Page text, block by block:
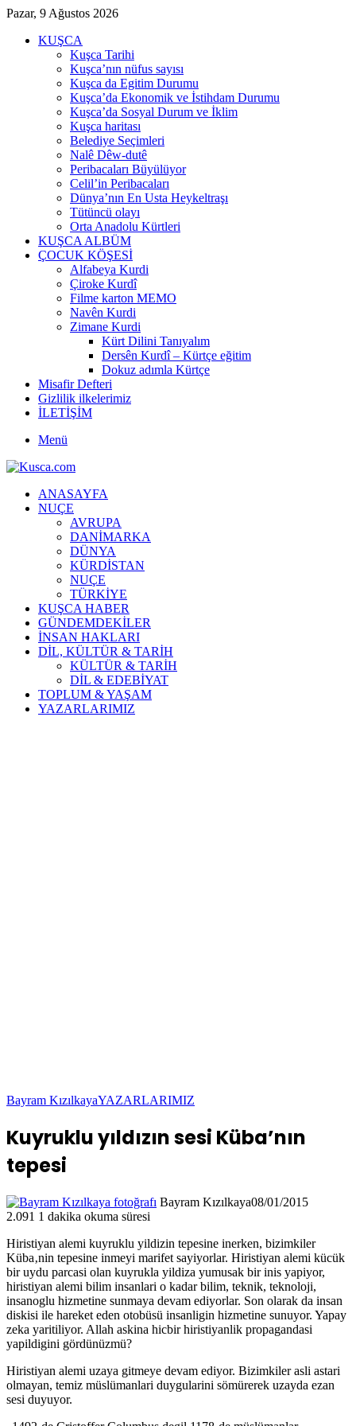
Pazar, 9 Ağustos 2026
KUŞCA
Kuşca Tarihi
Kuşca’nın nüfus sayısı
Kuşca da Egitim Durumu
Kuşca’da Ekonomik ve İstihdam Durumu
Kuşca’da Sosyal Durum ve İklim
Kuşca haritası
Belediye Seçimleri
Nalê Dêw-dutê
Peribacaları Büyülüyor
Celil’in Peribacaları
Dünya’nın En Usta Heykeltraşı
Tütüncü olayı
Orta Anadolu Kürtleri
KUŞCA ALBÜM
ÇOCUK KÖŞESİ
Alfabeya Kurdi
Çiroke Kurdî
Filme karton MEMO
Navên Kurdi
Zimane Kurdi
Kürt Dilini Tanıyalım
Dersên Kurdî – Kürtçe eğitim
Dokuz adımla Kürtçe
Misafir Defteri
Gizlilik ilkelerimiz
İLETİŞİM
Menü
ANASAYFA
NUÇE
AVRUPA
DANİMARKA
DÜNYA
KÜRDİSTAN
NUÇE
TÜRKİYE
KUŞCA HABER
GÜNDEMDEKİLER
İNSAN HAKLARI
DİL, KÜLTÜR & TARİH
KÜLTÜR & TARİH
DİL & EDEBİYAT
TOPLUM & YAŞAM
YAZARLARIMIZ
Bayram KızılkayaYAZARLARIMIZ
Kuyruklu yıldızın sesi Küba’nın
tepesi
Bayram Kızılkaya08/01/2015
2.091 1 dakika okuma süresi
Hiristiyan alemi kuyruklu yildizin tepesine inerken, bizimkiler
Küba‚nin tepesine inmeyi marifet sayiyorlar. Hiristiyan alemi kücük
bir uydu parcasi olan kuyrukla yildiza yumusak bir inis yapiyor,
hiristiyan alemi bilim insanlari o kadar bilim, teknik, teknoloji,
insanoglu hizmetine sunmaya devam ediyorlar. Son olarak da insan
diskisi ile hareket eden otobüsü insanligin hizmetine sunuyor. Yapay
zeka yaritiliyor. Allah askina hicbir hiristiyanlik propagandasi
yapildigini gördünüzmü?
Hiristiyan alemi uzaya gitmeye devam ediyor. Bizimkiler asli astari
olmayan, temiz müslümanlari duygularini sömürerek uzayda ezan
sesi duyuyor.